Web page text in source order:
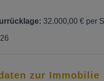
32.000,00 € per
zur Immobilie